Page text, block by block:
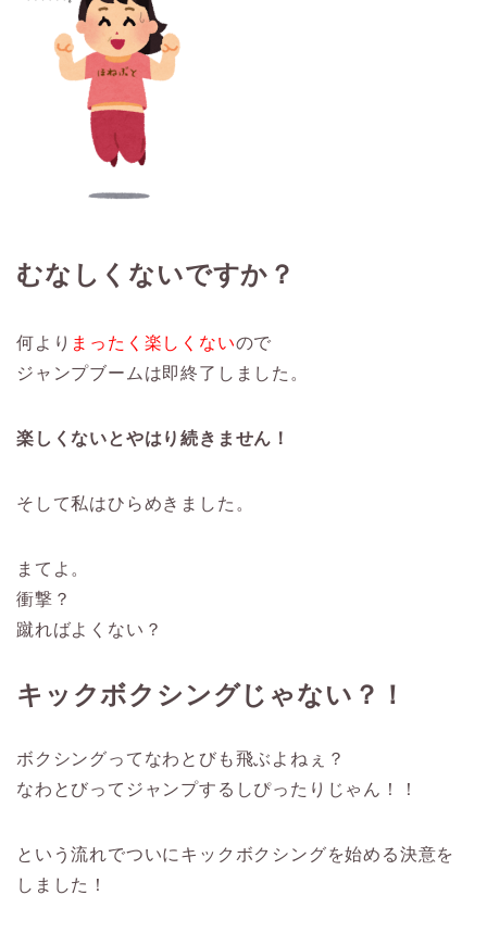
むなしくないですか？
何より まったく楽しくないので
ジャンプブームは即終了しました。
楽しくないとやはり続きません！
そして私はひらめきました。
まてよ。
衝撃？
蹴ればよくない？
キックボクシングじゃない？！
ボクシングってなわとびも飛ぶよねぇ？
なわとびってジャンプするしぴったりじゃん！！
という流れでついにキックボクシングを始める決意を
しました！